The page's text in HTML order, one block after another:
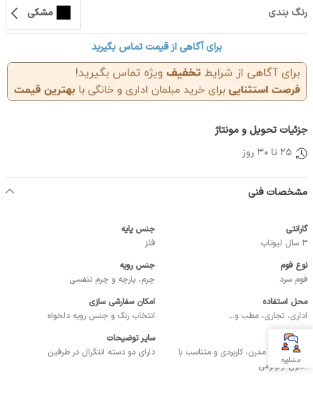
رنگ بندی مشکی
برای آگاهی از قیمت تماس بگیرید
جزئیات تحویل و مونتاژ
25 تا 30 روز
مشخصات فنی
گارانتی
3 سال لیوتاب
جنس پایه
فلز
نوع فوم
فوم سرد
جنس رویه
چرم، پارچه و چرم تنفسی
محل استفاده
اداری، تجاری، مطب و...
امکان سفارشی سازی
انتخاب رنگ و جنس رویه دلخواه
نقاط قوت
طراحی زیبا، مدرن، کاربردی و متناسب با
اصول ارگونومی
سایر توضیحات
دارای دو دسته انتگرال در طرفین
مشاوره